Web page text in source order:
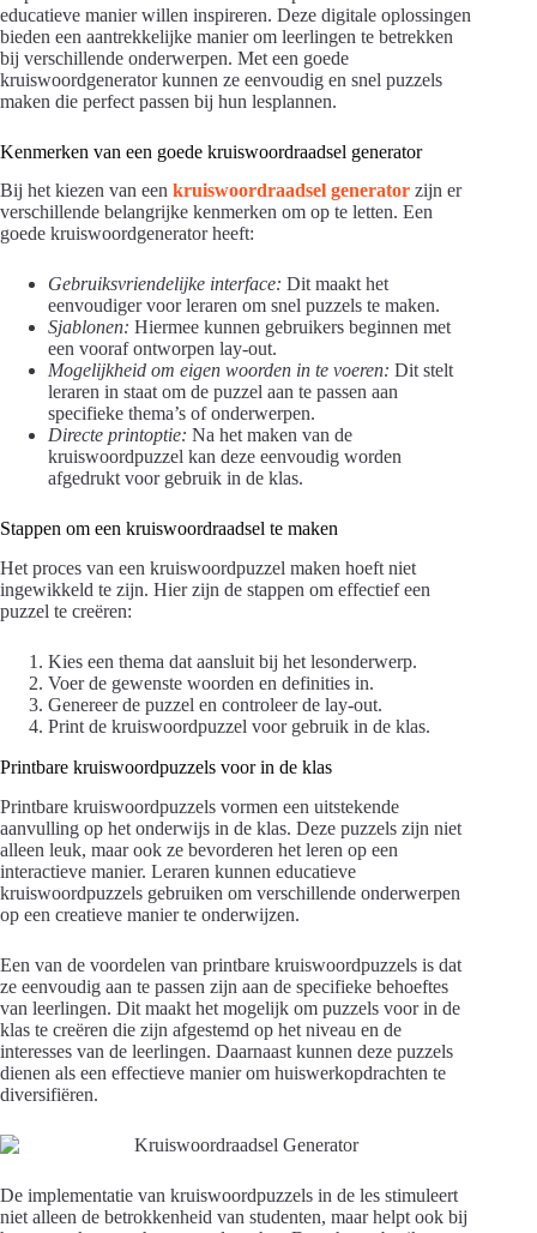
educatieve manier willen inspireren. Deze digitale oplossingen
bieden een aantrekkelijke manier om leerlingen te betrekken
bij verschillende onderwerpen. Met een goede
kruiswoordgenerator kunnen ze eenvoudig en snel puzzels
maken die perfect passen bij hun lesplannen.
Kenmerken van een goede kruiswoordraadsel generator
Bij het kiezen van een kruiswoordraadsel generator zijn er
verschillende belangrijke kenmerken om op te letten. Een
goede kruiswoordgenerator heeft:
Gebruiksvriendelijke interface: Dit maakt het
eenvoudiger voor leraren om snel puzzels te maken.
Sjablonen: Hiermee kunnen gebruikers beginnen met
een vooraf ontworpen lay-out.
Mogelijkheid om eigen woorden in te voeren: Dit stelt
leraren in staat om de puzzel aan te passen aan
specifieke thema’s of onderwerpen.
Directe printoptie: Na het maken van de
kruiswoordpuzzel kan deze eenvoudig worden
afgedrukt voor gebruik in de klas.
Stappen om een kruiswoordraadsel te maken
Het proces van een kruiswoordpuzzel maken hoeft niet
ingewikkeld te zijn. Hier zijn de stappen om effectief een
puzzel te creëren:
Kies een thema dat aansluit bij het lesonderwerp.
Voer de gewenste woorden en definities in.
Genereer de puzzel en controleer de lay-out.
Print de kruiswoordpuzzel voor gebruik in de klas.
Printbare kruiswoordpuzzels voor in de klas
Printbare kruiswoordpuzzels vormen een uitstekende
aanvulling op het onderwijs in de klas. Deze puzzels zijn niet
alleen leuk, maar ook ze bevorderen het leren op een
interactieve manier. Leraren kunnen educatieve
kruiswoordpuzzels gebruiken om verschillende onderwerpen
op een creatieve manier te onderwijzen.
Een van de voordelen van printbare kruiswoordpuzzels is dat
ze eenvoudig aan te passen zijn aan de specifieke behoeftes
van leerlingen. Dit maakt het mogelijk om puzzels voor in de
klas te creëren die zijn afgestemd op het niveau en de
interesses van de leerlingen. Daarnaast kunnen deze puzzels
dienen als een effectieve manier om huiswerkopdrachten te
diversifiëren.
De implementatie van kruiswoordpuzzels in de les stimuleert
niet alleen de betrokkenheid van studenten, maar helpt ook bij